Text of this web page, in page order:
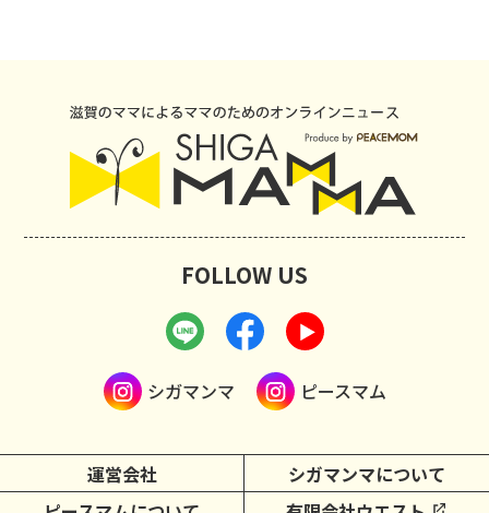
運営会社
シガマンマについて
FOLLOW US
シガマンマ ピースマム